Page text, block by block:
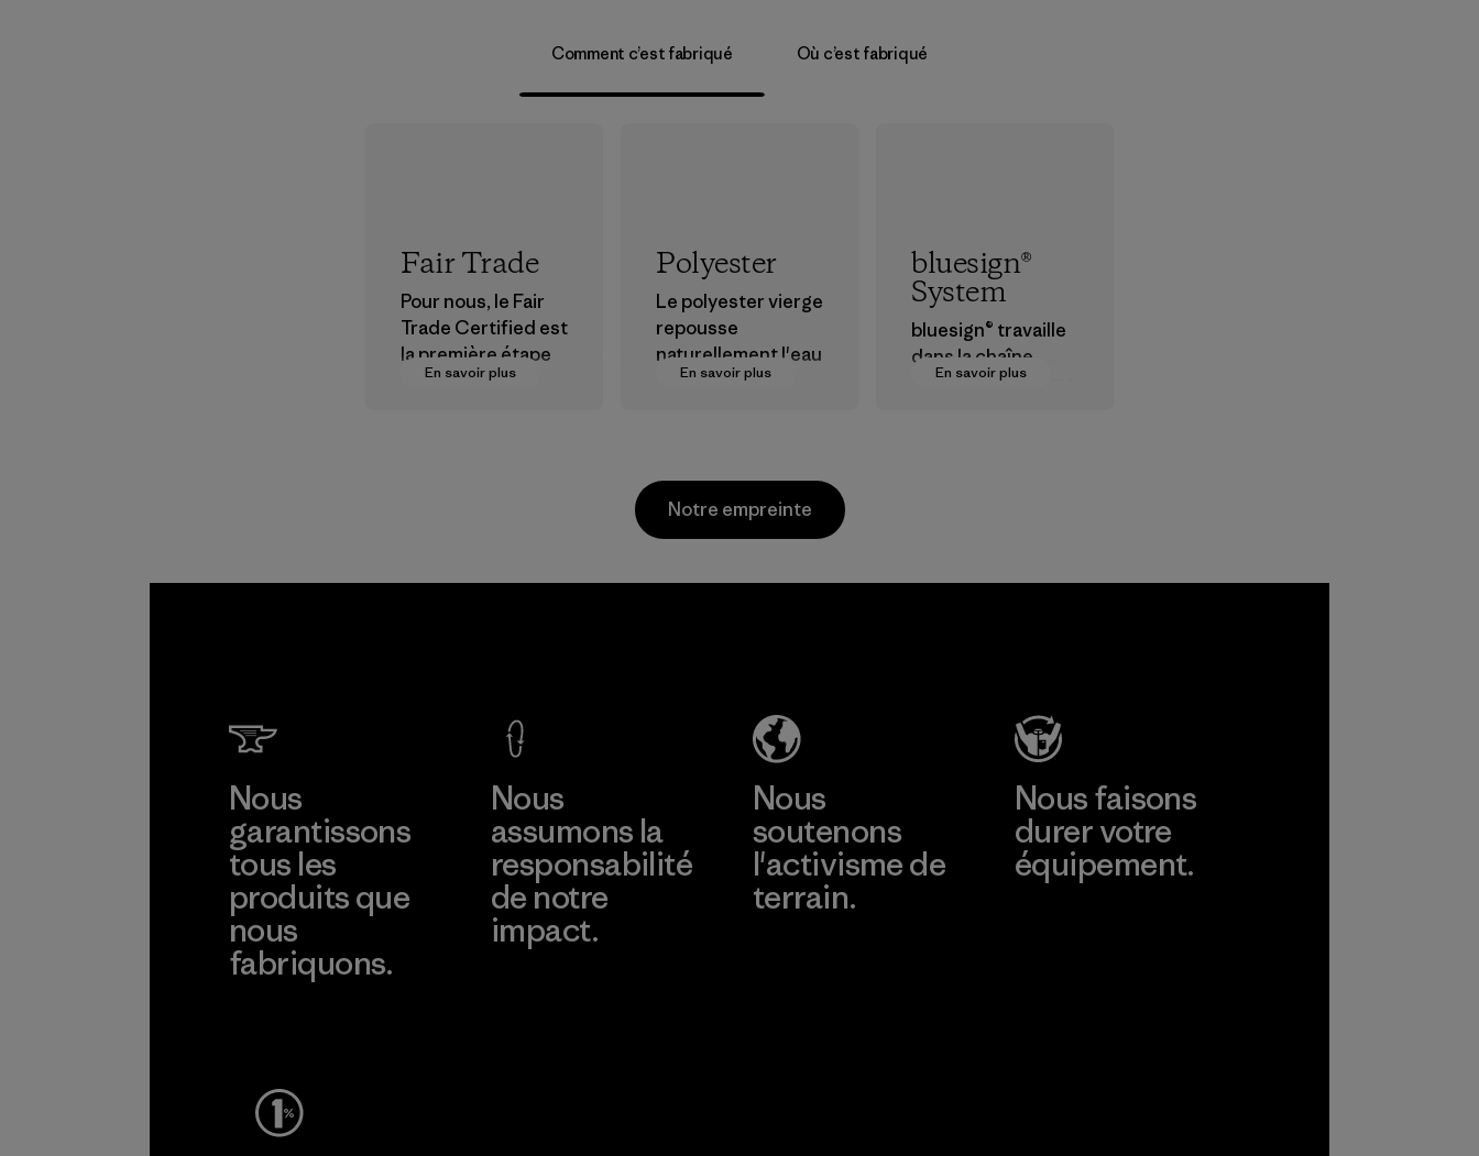
Comment c’est fabriqué Où c’est fabriqué
En savoir plus
Fair Trade
Pour nous, le Fair
Trade Certified est
la première étape
vers des
En savoir plus
Polyester
Le polyester vierge
repousse
naturellement l'eau
et est très
En savoir plus
bluesign®
System
bluesign® travaille
dans la chaîne
d’approvisionneme
En savoir plus
Notre empreinte
Nous
garantissons
tous les
produits que
nous
fabriquons.
Nous
assumons la
responsabilité
de notre
impact.
Nous
soutenons
l'activisme de
terrain.
Nous faisons
durer votre
équipement.